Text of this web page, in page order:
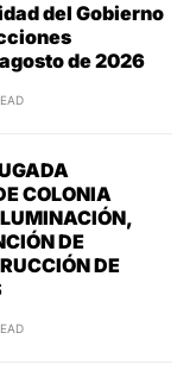
del Gobierno
de 2026
COLONIA
DE
DE